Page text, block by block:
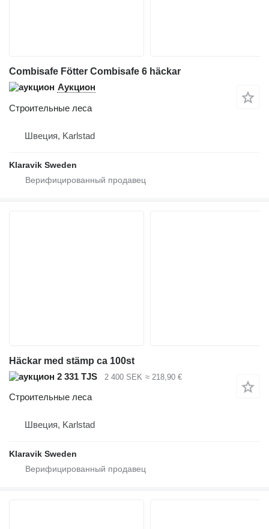
Combisafe Fötter Combisafe 6 häckar
Аукцион
Строительные леса
Швеция, Karlstad
Klaravik Sweden
Häckar med stämp ca 100st
2 331 TJS
2 400 SEK ≈ 218,90 €
Строительные леса
Швеция, Karlstad
Klaravik Sweden